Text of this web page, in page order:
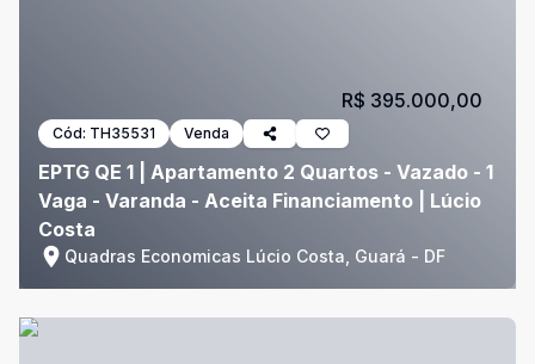
Cód: TH35531 Venda
EPTG QE 1 | Apartamento 2 Quartos - Vazado - 1
Vaga - Varanda - Aceita Financiamento | Lúcio
Costa
Quadras Economicas Lúcio Costa, Guará - DF
R$ 395.000,00